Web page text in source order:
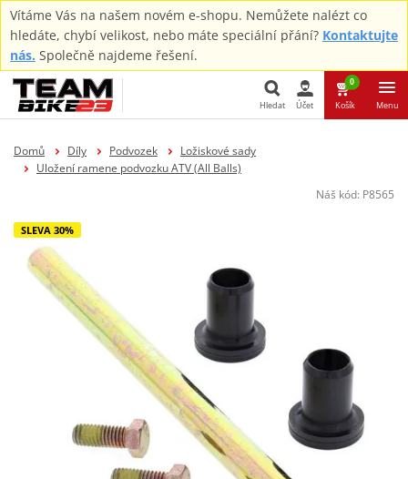
Vítáme Vás na našem novém e-shopu. Nemůžete nalézt co
hledáte, chybí velikost, nebo máte speciální přání? Kontaktujte
nás. Společně najdeme řešení.
Hledat Účet
0
Košík Menu
Domů Díly Podvozek
Ložiskové sady
Uložení ramene podvozku ATV (All Balls)
Náš kód: P8565
SLEVA 30%